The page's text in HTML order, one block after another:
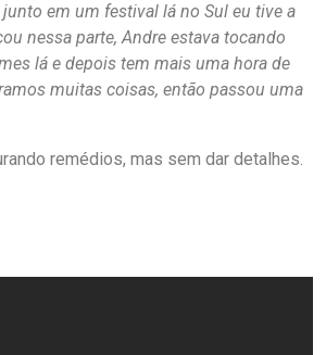
em um festival lá no Sul eu tive a
nessa parte, Andre estava tocando
lá e depois tem mais uma hora de
muitas coisas, então passou uma
remédios, mas sem dar detalhes.